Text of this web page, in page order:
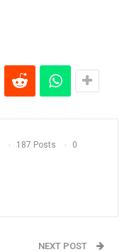
187 Posts 0
NEXT POST